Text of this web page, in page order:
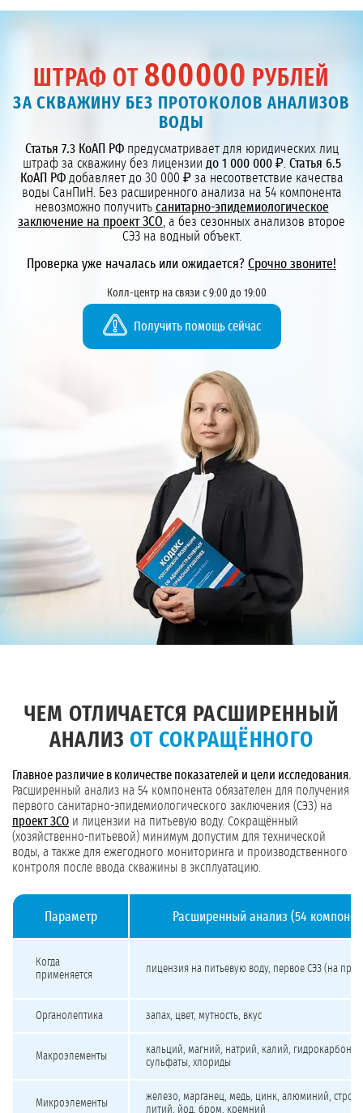
ШТРАФ ОТ 800000 РУБЛЕЙ
ЗА СКВАЖИНУ БЕЗ ПРОТОКОЛОВ АНАЛИЗОВ
ВОДЫ
Статья 7.3 КоАП РФпредусматривает для юридических лиц
штраф за скважину без лицензии до 1 000 000 ₽. Статья 6.5
КоАП РФдобавляет до 30 000 ₽ за несоответствие качества
воды СанПиН. Без расширенного анализа на 54 компонента
невозможно получить санитарно-эпидемиологическое
заключение на проект ЗСО , а без сезонных анализов второе
СЭЗ на водный объект.
Проверка уже началась или ожидается? Срочно звоните!
Колл-центр на связи с 9:00 до 19:00
Получить помощь сейчас
ЧЕМ ОТЛИЧАЕТСЯ РАСШИРЕННЫЙ
АНАЛИЗ ОТ СОКРАЩЁННОГО
Главное различие в количестве показателей и цели исследования.
Расширенный анализ на 54 компонента обязателен для получения
первого санитарно-эпидемиологического заключения (СЭЗ) на
проект ЗСО и лицензии на питьевую воду. Сокращённый
(хозяйственно-питьевой) минимум допустим для технической
воды, а также для ежегодного мониторинга и производственного
контроля после ввода скважины в эксплуатацию.
Параметр Расширенный анализ (54
Когда
применяется
лицензия на питьевую воду, первое СЭЗ (на
Органолептика запах, цвет, мутность, вкус
Макроэлементы
кальций, магний, натрий, калий,
сульфаты, хлориды
Микроэлементы
железо, марганец, медь, цинк, алюминий,
литий, йод, бром, кремний